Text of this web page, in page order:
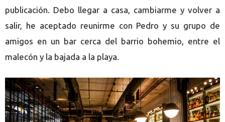
publicación. Debo llegar a casa, cambiarme y volver a
salir, he aceptado reunirme con Pedro y su grupo de
amigos en un bar cerca del barrio bohemio, entre el
malecón y la bajada a la playa.